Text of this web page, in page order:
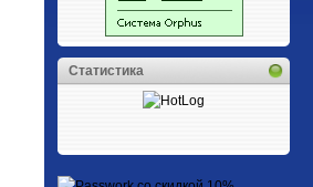
Статистика